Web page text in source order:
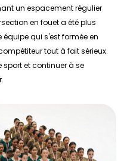
un espacement régulier
en fouet a été plus
équipe qui s'est formée en
tout à fait sérieux.
sport et continuer à se